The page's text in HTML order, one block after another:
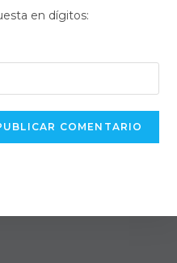
en dígitos: